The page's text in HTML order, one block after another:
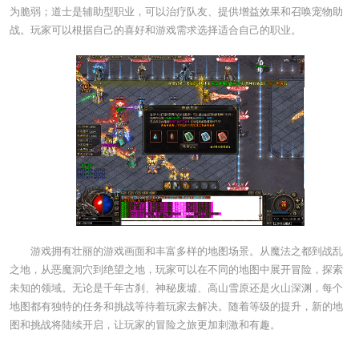
为脆弱；道士是辅助型职业，可以治疗队友、提供增益效果和召唤宠物助
战。玩家可以根据自己的喜好和游戏需求选择适合自己的职业。
游戏拥有壮丽的游戏画面和丰富多样的地图场景。从魔法之都到战乱
之地，从恶魔洞穴到绝望之地，玩家可以在不同的地图中展开冒险，探索
未知的领域。无论是千年古刹、神秘废墟、高山雪原还是火山深渊，每个
地图都有独特的任务和挑战等待着玩家去解决。随着等级的提升，新的地
图和挑战将陆续开启，让玩家的冒险之旅更加刺激和有趣。